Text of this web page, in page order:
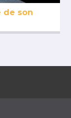
de son